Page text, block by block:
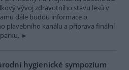
vývoj zdravotního stavu lesů v
dále budou informace o
plavebního kanálu a příprava finální
hygienické sympozium